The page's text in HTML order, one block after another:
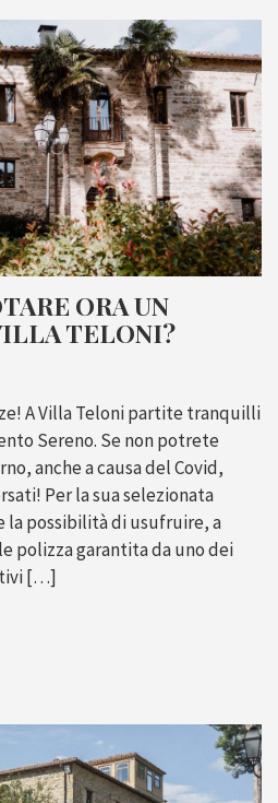
ORA UN
TELONI?
A Villa Teloni partite tranquilli
Sereno. Se non potrete
anche a causa del Covid,
Per la sua selezionata
la possibilità di usufruire, a
polizza garantita da uno dei
[…]